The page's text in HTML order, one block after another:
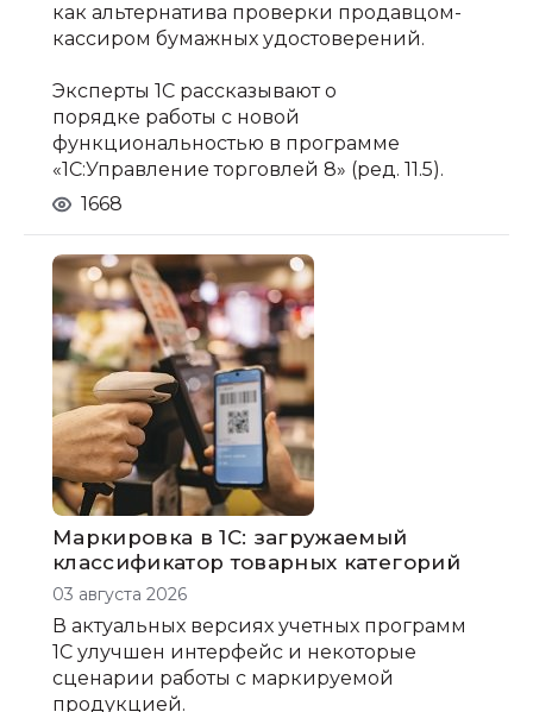
как альтернатива проверки продавцом-
кассиром бумажных удостоверений.
Эксперты 1С рассказывают о
порядке работы с новой
функциональностью в программе
«1С:Управление торговлей 8» (ред. 11.5).
1668
Маркировка в 1С: загружаемый
классификатор товарных категорий
03 августа 2026
В актуальных версиях учетных программ
1С улучшен интерфейс и некоторые
сценарии работы с маркируемой
продукцией.